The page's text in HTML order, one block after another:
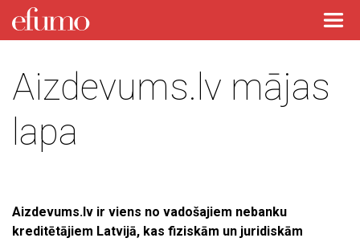
Aizdevums.lv mājas
lapa
Aizdevums.lv ir viens no vadošajiem nebanku
kreditētājiem Latvijā, kas fiziskām un juridiskām